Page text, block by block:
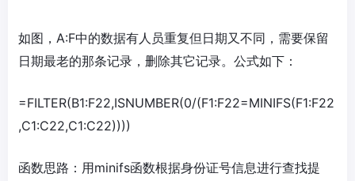
如图，A:F中的数据有人员重复但日期又不同，需要保留
日期最老的那条记录，删除其它记录。公式如下：
=FILTER(B1:F22,ISNUMBER(0/(F1:F22=MINIFS(F1:F22
,C1:C22,C1:C22))))
函数思路：用minifs函数根据身份证号信息进行查找提